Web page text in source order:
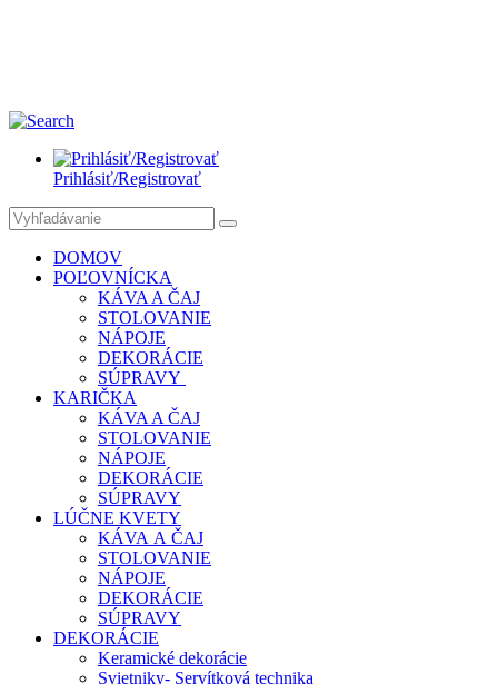
Prihlásiť/Registrovať
DOMOV
POĽOVNÍCKA
KÁVA A ČAJ
STOLOVANIE
NÁPOJE
DEKORÁCIE
SÚPRAVY
KARIČKA
KÁVA A ČAJ
STOLOVANIE
NÁPOJE
DEKORÁCIE
SÚPRAVY
LÚČNE KVETY
KÁVA A ČAJ
STOLOVANIE
NÁPOJE
DEKORÁCIE
SÚPRAVY
DEKORÁCIE
Keramické dekorácie
Svietniky- Servítková technika